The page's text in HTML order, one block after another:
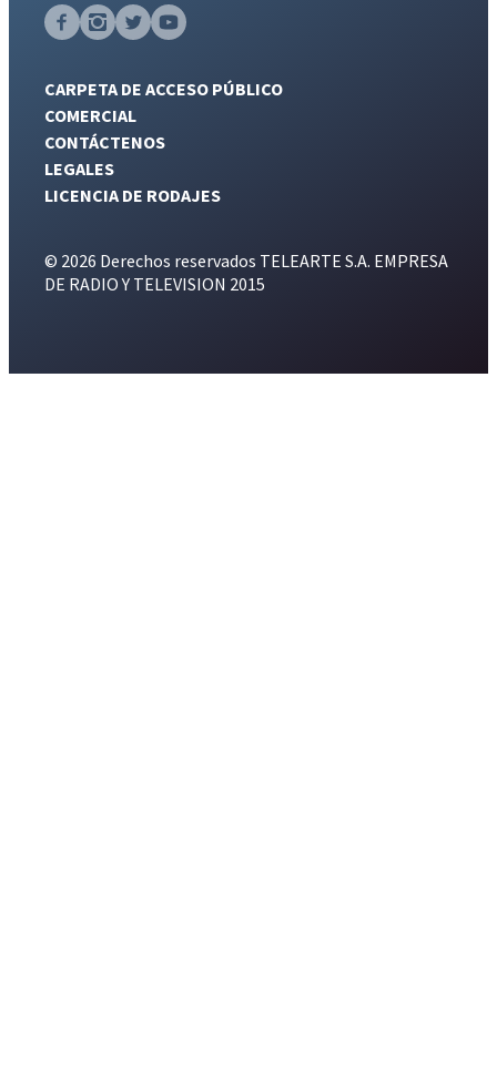
CARPETA DE ACCESO PÚBLICO
COMERCIAL
CONTÁCTENOS
LEGALES
LICENCIA DE RODAJES
© 2026 Derechos reservados TELEARTE S.A. EMPRESA
DE RADIO Y TELEVISION 2015